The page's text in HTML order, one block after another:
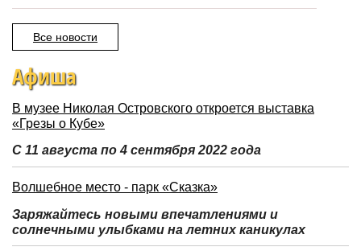
Все новости
Афиша
В музее Николая Островского откроется выставка
«Грезы о Кубе»
С 11 августа по 4 сентября 2022 года
Волшебное место - парк «Сказка»
Заряжайтесь новыми впечатлениями и
солнечными улыбками на летних каникулах